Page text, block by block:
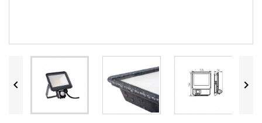
 